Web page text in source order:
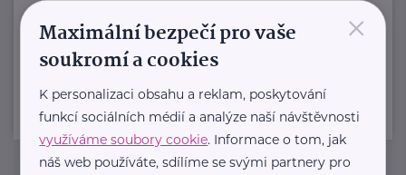
Další články ×
Maximální bezpečí pro vaše
soukromí a cookies
K personalizaci obsahu a reklam, poskytování
funkcí sociálních médií a analýze naší návštěvnosti
využíváme soubory cookie. Informace o tom, jak
náš web používáte, sdílíme se svými partnery pro